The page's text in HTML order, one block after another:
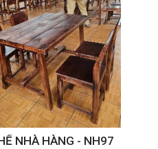
NHÀ HÀNG - NH97